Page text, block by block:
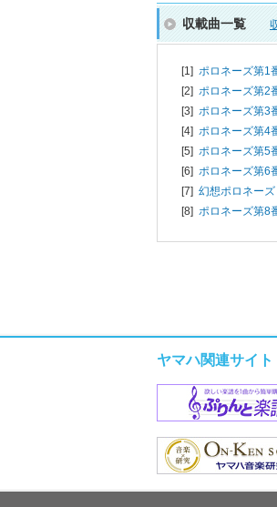
収載曲一覧
[1] ポロネーズ第1
[2] ポロネーズ第2
[3] ポロネーズ第3
[4] ポロネーズ第4
[5] ポロネーズ第5
[6] ポロネーズ第6
[7] 幻想ポロネー
[8] ポロネーズ第8
ヤマハ関連サイト